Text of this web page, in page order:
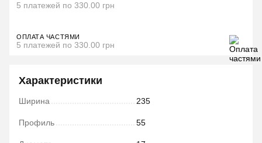
5 платежей по 330.00 грн
ОПЛАТА ЧАСТЯМИ
5 платежей по 330.00 грн
Характеристики
Ширина 235
Профиль 55